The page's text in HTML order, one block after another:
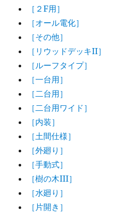
［２F用］
［オール電化］
［その他］
［リウッドデッキII］
［ルーフタイプ］
［一台用］
［二台用］
［二台用ワイド］
［内装］
［土間仕様］
［外廻り］
［手動式］
［樹の木III］
［水廻り］
［片開き］